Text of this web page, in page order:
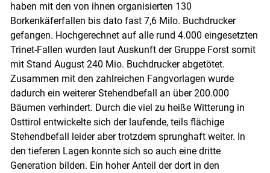
Skip to main content
haben mit den von ihnen organisierten 130
Borkenkäferfallen bis dato fast 7,6 Milo. Buchdrucker
gefangen. Hochgerechnet auf alle rund 4.000 eingesetzten
Trinet-Fallen wurden laut Auskunft der Gruppe Forst somit
mit Stand August 240 Mio. Buchdrucker abgetötet.
Zusammen mit den zahlreichen Fangvorlagen wurde
dadurch ein weiterer Stehendbefall an über 200.000
Bäumen verhindert. Durch die viel zu heiße Witterung in
Osttirol entwickelte sich der laufende, teils flächige
Stehendbefall leider aber trotzdem sprunghaft weiter. In
den tieferen Lagen konnte sich so auch eine dritte
Generation bilden. Ein hoher Anteil der dort in den